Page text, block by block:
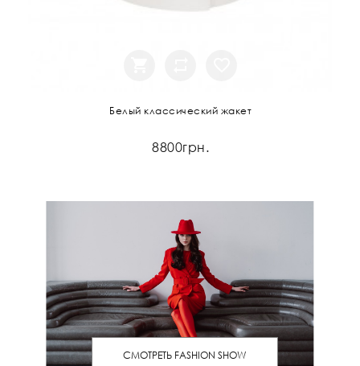
Белый классический жакет
8800грн.
СМОТРЕТЬ FASHION SHOW